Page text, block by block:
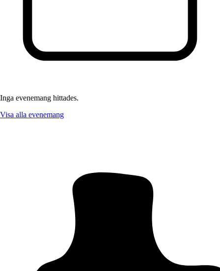
Inga evenemang hittades.
Visa alla evenemang